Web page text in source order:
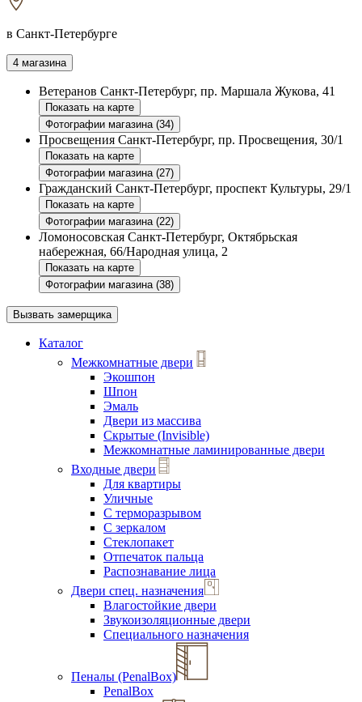
в Санкт-Петербурге
4 магазина
Ветеранов Санкт-Петербург, пр. Маршала Жукова, 41
Показать на карте
Фотографии магазина (34)
Просвещения Санкт-Петербург, пр. Просвещения, 30/1
Показать на карте
Фотографии магазина (27)
Гражданский Санкт-Петербург, проспект Культуры, 29/1
Показать на карте
Фотографии магазина (22)
Ломоносовская Санкт-Петербург, Октябрьская
набережная, 66/Народная улица, 2
Показать на карте
Фотографии магазина (38)
Вызвать замерщика
Каталог
Межкомнатные двери
Экошпон
Шпон
Эмаль
Двери из массива
Скрытые (Invisible)
Межкомнатные ламинированные двери
Входные двери
Для квартиры
Уличные
С терморазрывом
С зеркалом
Стеклопакет
Отпечаток пальца
Распознавание лица
Двери спец. назначения
Влагостойкие двери
Звукоизоляционные двери
Специального назначения
Пеналы (PenalBox)
PenalBox